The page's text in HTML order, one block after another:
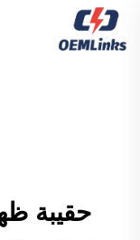
حقيبة